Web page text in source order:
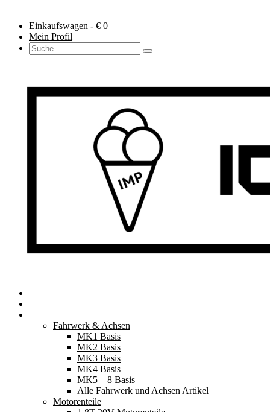
Einkaufswagen - € 0
Mein Profil
Fahrwerk & Achsen
MK1 Basis
MK2 Basis
MK3 Basis
MK4 Basis
MK5 – 8 Basis
Alle Fahrwerk und Achsen Artikel
Motorenteile